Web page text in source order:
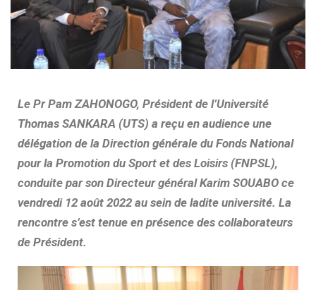
Le Pr Pam ZAHONOGO, Président de l’Université
Thomas SANKARA (UTS) a reçu en audience une
délégation de la Direction générale du Fonds National
pour la Promotion du Sport et des Loisirs (FNPSL),
conduite par son Directeur général Karim SOUABO ce
vendredi 12 août 2022 au sein de ladite université. La
rencontre s’est tenue en présence des collaborateurs
de Président.